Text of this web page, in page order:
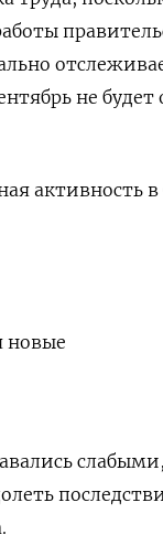
не
активность
новые